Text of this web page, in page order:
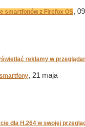
smartfonów z Firefox OS,
reklamy w
, 21 maja
dla H.264 w swojej